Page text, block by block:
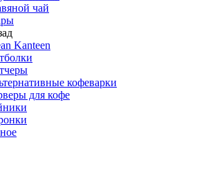
чай
Kanteen
кофеварки
для кофе